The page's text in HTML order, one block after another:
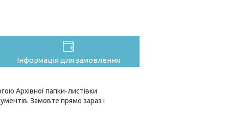
Інформація для замовлення
Архівної папки-листівки
Замовте прямо зараз і